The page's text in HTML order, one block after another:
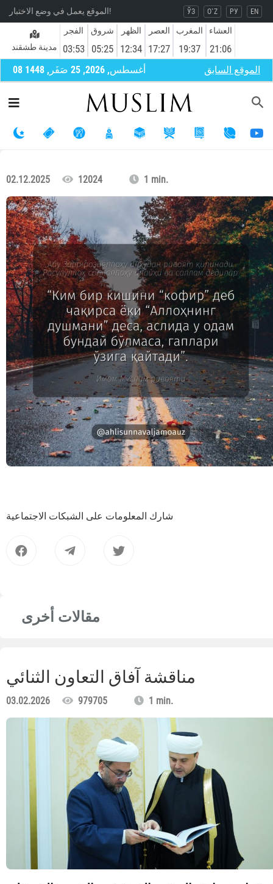
الموقع يعمل في وضع الاختبار! ЎЗ O`Z РУ EN
مدينة طشقند
الفجر
03:53
شروق
05:25
الظهر
12:34
العصر
17:27
المغرب
19:37
العشاء
21:06
08 أغسطس, 2026, 25 صَفَر, 1448 الموقع السابق
02.12.2025 12024 1 min.
شارك المعلومات على الشبكات الاجتماعية
مقالات أخرى
مناقشة آفاق التعاون الثنائي
03.02.2026 979705 1 min.